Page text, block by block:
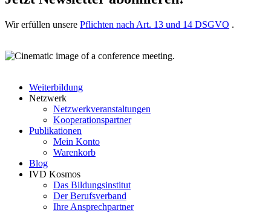
Wir erfüllen unsere Pflichten nach Art. 13 und 14 DSGVO .
Weiterbildung
Netzwerk
Netzwerkveranstaltungen
Kooperationspartner
Publikationen
Mein Konto
Warenkorb
Blog
IVD Kosmos
Das Bildungsinstitut
Der Berufsverband
Ihre Ansprechpartner